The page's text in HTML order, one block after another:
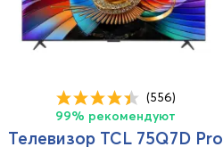
(556)
99% рекомендуют
Телевизор TCL 75Q7D Pro